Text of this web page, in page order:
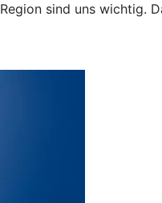
sind uns